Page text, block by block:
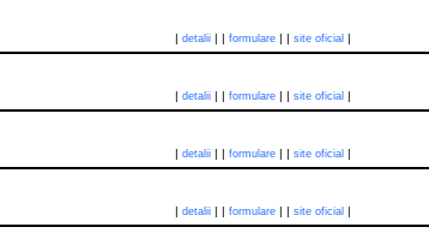
| detalii| | formulare| | site oficial|
| detalii| | formulare| | site oficial|
| detalii| | formulare| | site oficial|
| detalii| | formulare| | site oficial|